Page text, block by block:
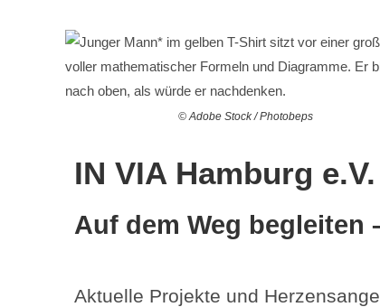
© Adobe Stock / Photobeps
IN VIA Hamburg e.V.
Auf dem Weg begleiten
Aktuelle Projekte und